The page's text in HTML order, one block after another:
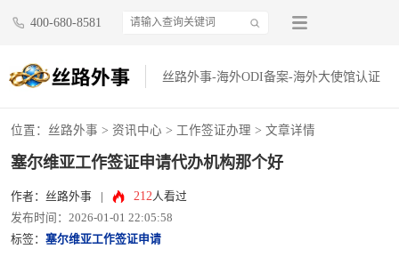
400-680-8581
丝路外事-海外ODI备案-海外大使馆认证
位置： 丝路外事 > 资讯中心 > 工作签证办理 > 文章详情
塞尔维亚工作签证申请代办机构那个好
作者：丝路外事 212人看过
发布时间：2026-01-01 22:05:58
标签： 塞尔维亚工作签证申请